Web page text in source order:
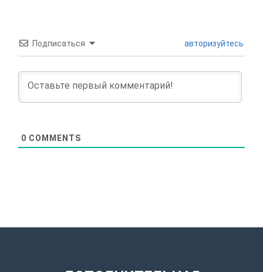
Подписаться авторизуйтесь
0 COMMENTS